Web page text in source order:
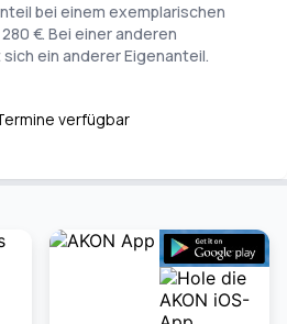
bei einem exemplarischen
€. Bei einer anderen
ein anderer Eigenanteil.
verfügbar